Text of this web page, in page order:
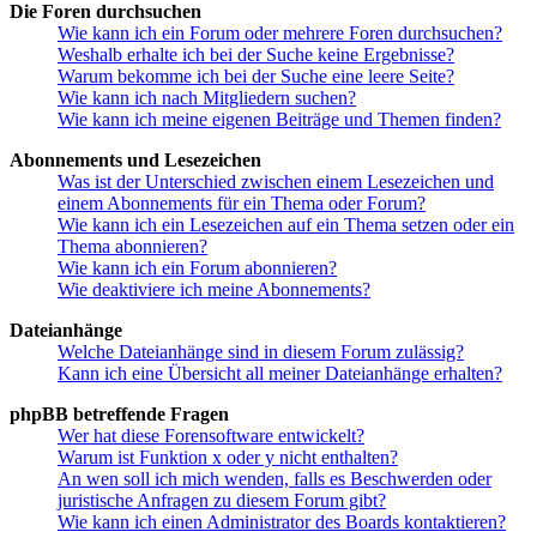
Die Foren durchsuchen
Wie kann ich ein Forum oder mehrere Foren durchsuchen?
Weshalb erhalte ich bei der Suche keine Ergebnisse?
Warum bekomme ich bei der Suche eine leere Seite?
Wie kann ich nach Mitgliedern suchen?
Wie kann ich meine eigenen Beiträge und Themen finden?
Abonnements und Lesezeichen
Was ist der Unterschied zwischen einem Lesezeichen und
einem Abonnements für ein Thema oder Forum?
Wie kann ich ein Lesezeichen auf ein Thema setzen oder ein
Thema abonnieren?
Wie kann ich ein Forum abonnieren?
Wie deaktiviere ich meine Abonnements?
Dateianhänge
Welche Dateianhänge sind in diesem Forum zulässig?
Kann ich eine Übersicht all meiner Dateianhänge erhalten?
phpBB betreffende Fragen
Wer hat diese Forensoftware entwickelt?
Warum ist Funktion x oder y nicht enthalten?
An wen soll ich mich wenden, falls es Beschwerden oder
juristische Anfragen zu diesem Forum gibt?
Wie kann ich einen Administrator des Boards kontaktieren?